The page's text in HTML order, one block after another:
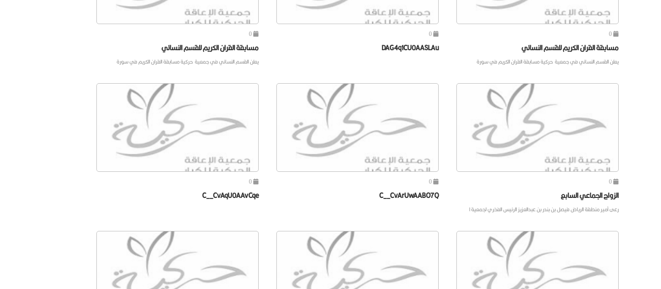
0
مسابقة القران الكريم للقسم النسائي
يعلن القسم النسائي في جمعية حركية مسابقة القران الكريم في سورة
0
DAG4q1CU0AASLAu
0
مسابقة القران الكريم للقسم النسائي
يعلن القسم النسائي في جمعية حركية مسابقة القران الكريم في سورة
0
الزواج الجماعي السابع
رعى أمير منطقة الرياض فيصل بن بندر بن عبدالعزيز الرئيس الفخري لجمعية ا
0
C__CvArUwAABO7Q
0
C__CvAqU0AAvCqe